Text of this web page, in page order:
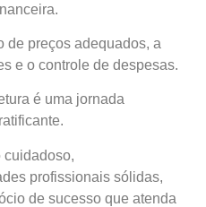
de preços adequados, a
e o controle de despesas.
é uma jornada
cuidadoso,
profissionais sólidas,
de sucesso que atenda